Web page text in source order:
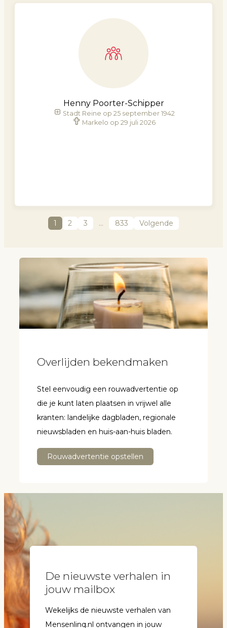
Henny Poorter-Schipper
Stadt Reine op 25 september 1942
Markelo op 29 juli 2026
1 2 3 … 833 Volgende
Overlijden bekendmaken
Stel eenvoudig een rouwadvertentie op
die je kunt laten plaatsen in vrijwel alle
kranten: landelijke dagbladen, regionale
nieuwsbladen en huis-aan-huis bladen.
Rouwadvertentie opstellen
De nieuwste verhalen in
jouw mailbox
Wekelijks de nieuwste verhalen van
Mensenlinq.nl ontvangen in jouw